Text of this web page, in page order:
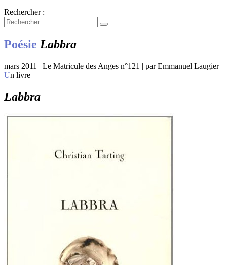
Rechercher :
Poésie Labbra
mars 2011 | Le Matricule des Anges n°121 | par Emmanuel Laugier
Un livre
Labbra